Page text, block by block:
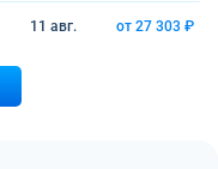
11 авг. от 27 303 ₽